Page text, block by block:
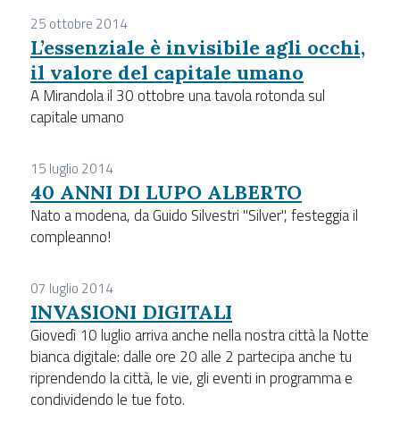
25 ottobre 2014
L’essenziale è invisibile agli occhi,
il valore del capitale umano
A Mirandola il 30 ottobre una tavola rotonda sul
capitale umano
15 luglio 2014
40 ANNI DI LUPO ALBERTO
Nato a modena, da Guido Silvestri "Silver", festeggia il
compleanno!
07 luglio 2014
INVASIONI DIGITALI
Giovedì 10 luglio arriva anche nella nostra città la Notte
bianca digitale: dalle ore 20 alle 2 partecipa anche tu
riprendendo la città, le vie, gli eventi in programma e
condividendo le tue foto.